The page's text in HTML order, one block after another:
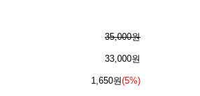
35,000원
33,000원
1,650원(5%)